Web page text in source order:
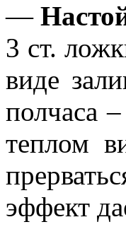
—
3 ст.
виде
полчаса
теплом
эффект